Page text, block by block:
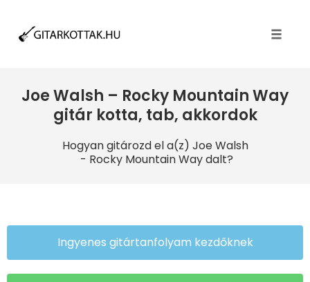
Joe Walsh – Rocky Mountain Way
gitár kotta, tab, akkordok
Hogyan gitározd el a(z) Joe Walsh
- Rocky Mountain Way dalt?
Ingyenes gitártanfolyam kezdőknek